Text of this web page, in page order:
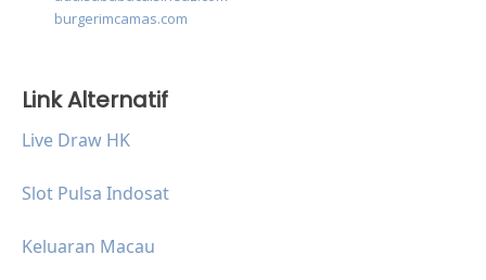
burgerimcamas.com
Link Alternatif
Live Draw HK
Slot Pulsa Indosat
Keluaran Macau